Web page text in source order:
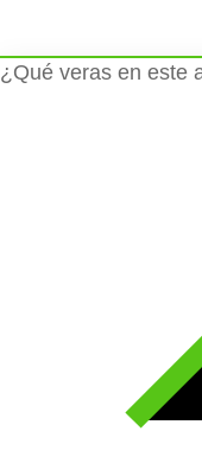
¿Qué veras en este